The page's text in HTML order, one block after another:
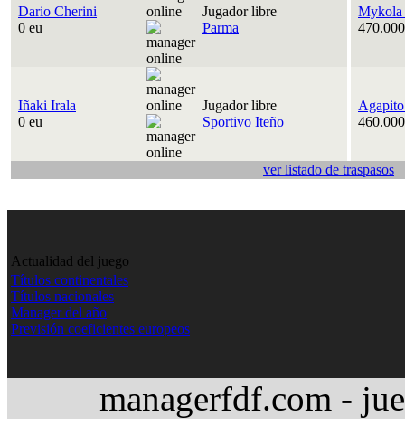
Dario Cherini
0 eu
Jugador libre
Parma
Mykola
Iñaki Irala
0 eu
Jugador libre
Sportivo Iteño
ver listado de traspasos
Actualidad del juego
Títulos continentales
Títulos nacionales
Manager del año
Previsión coeficientes europeos
managerfdf.com -